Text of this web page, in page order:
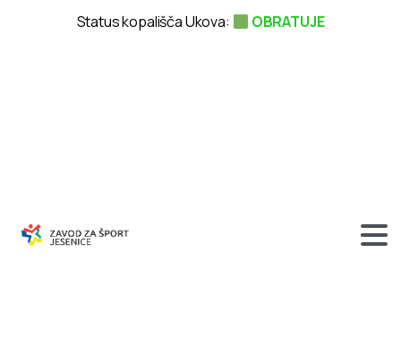
Status kopališča Ukova: OBRATUJE